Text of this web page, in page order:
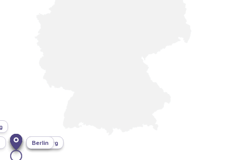
München
Bonn
Dresden
Hamburg
Berlin